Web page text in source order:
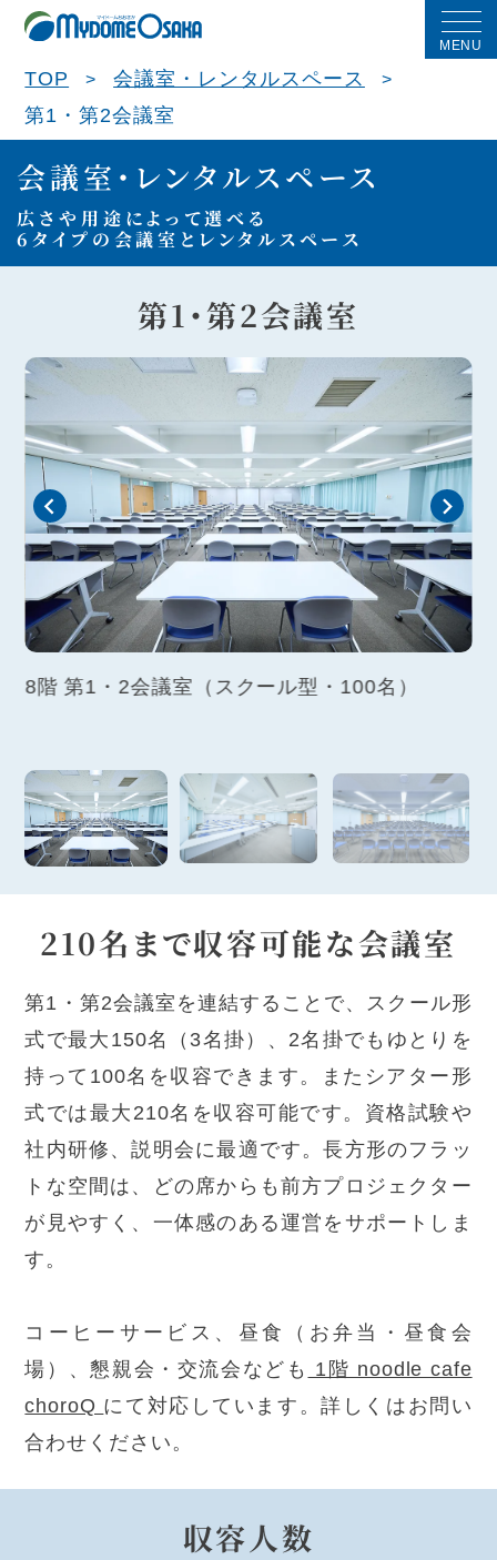
MENU
TOP
会議室・レンタルスペース
第1・第2会議室
会議室・レンタルスペース
広さや用途によって選べる
6タイプの会議室とレンタルスペース
第1・第2会議室
8階 第1・2会議室（スクール型・100名）
210名まで収容可能な会議室
第1・第2会議室を連結することで、スクール形
式で最大150名（3名掛）、2名掛でもゆとりを
持って100名を収容できます。またシアター形
式では最大210名を収容可能です。資格試験や
社内研修、説明会に最適です。長方形のフラッ
トな空間は、どの席からも前方プロジェクター
が見やすく、一体感のある運営をサポートしま
す。
コーヒーサービス、昼食（お弁当・昼食会
場）、懇親会・交流会なども 1階 noodle cafe
choroQ にて対応しています。詳しくはお問い
合わせください。
収容人数